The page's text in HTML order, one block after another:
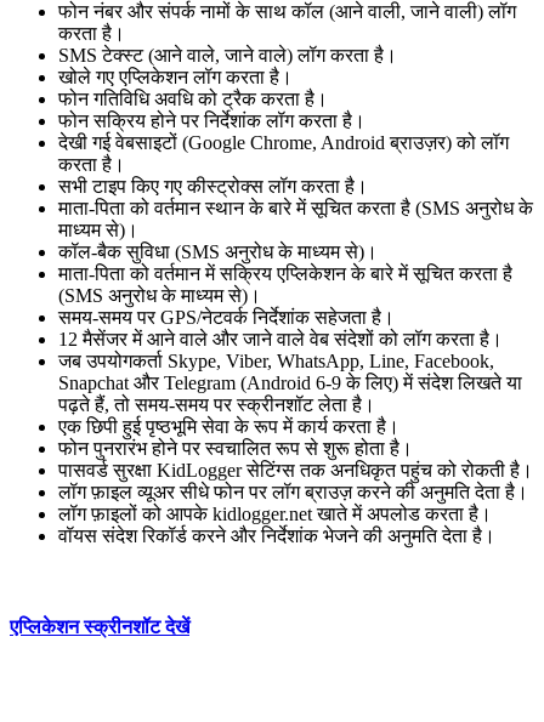
फोन नंबर और संपर्क नामों के साथ कॉल (आने वाली, जाने वाली) लॉग
करता है।
SMS टेक्स्ट (आने वाले, जाने वाले) लॉग करता है।
खोले गए एप्लिकेशन लॉग करता है।
फोन गतिविधि अवधि को ट्रैक करता है।
फोन सक्रिय होने पर निर्देशांक लॉग करता है।
देखी गई वेबसाइटों (Google Chrome, Android ब्राउज़र) को लॉग
करता है।
सभी टाइप किए गए कीस्ट्रोक्स लॉग करता है।
माता-पिता को वर्तमान स्थान के बारे में सूचित करता है (SMS अनुरोध के
माध्यम से)।
कॉल-बैक सुविधा (SMS अनुरोध के माध्यम से)।
माता-पिता को वर्तमान में सक्रिय एप्लिकेशन के बारे में सूचित करता है
(SMS अनुरोध के माध्यम से)।
समय-समय पर GPS/नेटवर्क निर्देशांक सहेजता है।
12 मैसेंजर में आने वाले और जाने वाले वेब संदेशों को लॉग करता है।
जब उपयोगकर्ता Skype, Viber, WhatsApp, Line, Facebook,
Snapchat और Telegram (Android 6-9 के लिए) में संदेश लिखते या
पढ़ते हैं, तो समय-समय पर स्क्रीनशॉट लेता है।
एक छिपी हुई पृष्ठभूमि सेवा के रूप में कार्य करता है।
फोन पुनरारंभ होने पर स्वचालित रूप से शुरू होता है।
पासवर्ड सुरक्षा KidLogger सेटिंग्स तक अनधिकृत पहुंच को रोकती है।
लॉग फ़ाइल व्यूअर सीधे फोन पर लॉग ब्राउज़ करने की अनुमति देता है।
लॉग फ़ाइलों को आपके kidlogger.net खाते में अपलोड करता है।
वॉयस संदेश रिकॉर्ड करने और निर्देशांक भेजने की अनुमति देता है।
एप्लिकेशन स्क्रीनशॉट देखें